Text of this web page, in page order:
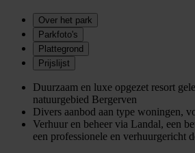
Over het park
Parkfoto's
Plattegrond
Prijslijst
Duurzaam en luxe opgezet resort
natuurgebied Bergerven
Divers aanbod aan type woningen,
Verhuur en beheer via Landal, een
een professionele en verhuurgericht